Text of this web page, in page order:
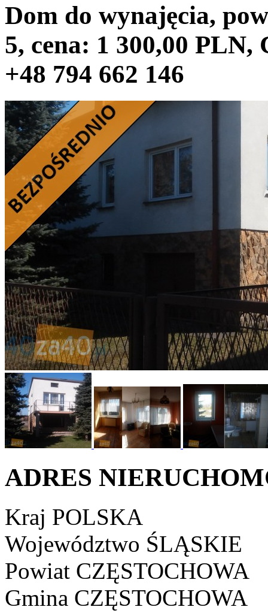
Dom do wynajęcia,
5, cena: 1 300,00
+48 794 662 146
ADRES
Kraj POLSKA
Województwo ŚLĄSKIE
Powiat CZĘSTOCHOWA
Gmina CZĘSTOCHOWA